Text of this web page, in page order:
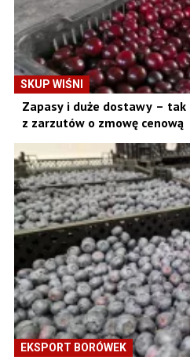
SKUP WIŚNI
Zapasy i duże dostawy – tak
z zarzutów o zmowę cenową
EKSPORT BORÓWEK